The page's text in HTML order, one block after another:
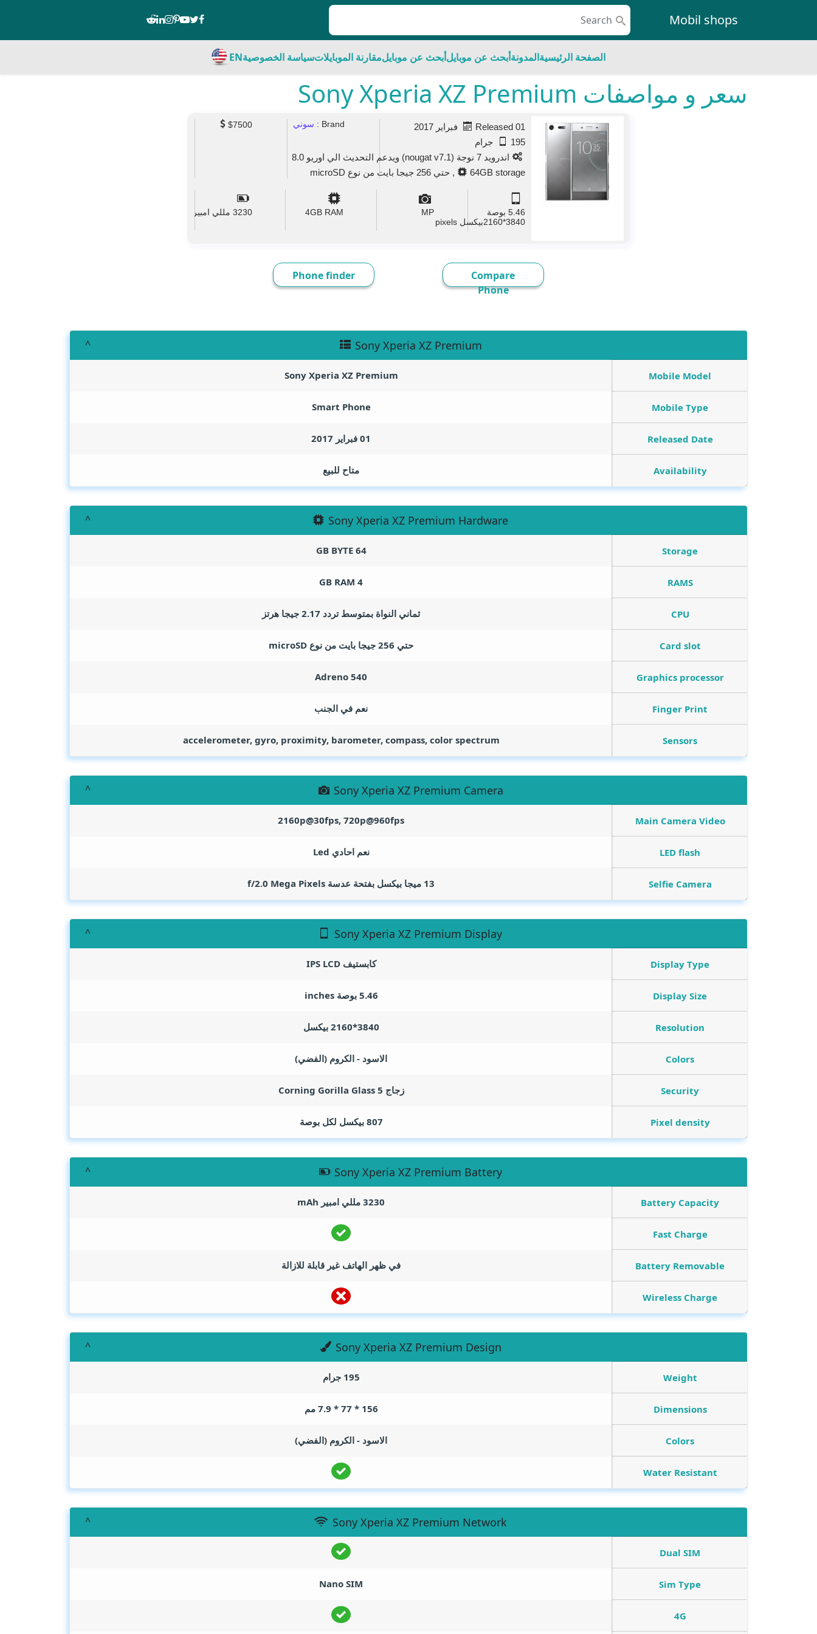
Main Navigation
Mobil shops
الصفحة الرئيسيةالمدونةأبحث عن موبايلأبحث عن موبايلمقارنة الموبايلاتسياسة الخصوصيةEN
سعر و مواصفات Sony Xperia XZ Premium
Released 01 فبراير 2017
195 جرام
اندرويد 7 نوجة (nougat v7.1) ويدعم التحديث الي اوريو 8.0
64GB storage, حتي 256 جيجا بايت من نوع microSD
Brand : سوني $7500
5.46 بوصة
3840*2160بيكسل pixels
MP
4GB RAM 3230 مللي امبير
Compare
Phone
Phone finder
Sony Xperia XZ Premium
Mobile Model
Sony Xperia XZ Premium
Mobile Type
Smart Phone
Released Date 01 فبراير 2017
Availability متاح للبيع
Sony Xperia XZ Premium Hardware
Storage
64
GB BYTE
RAMS
4
GB RAM
CPU ثماني النواة بمتوسط تردد 2.17 جيجا هرتز
Card slot حتي 256 جيجا بايت من نوع microSD
Graphics processor
Adreno 540
Finger Print نعم في الجنب
Sensors
accelerometer, gyro, proximity, barometer, compass, color spectrum
Sony Xperia XZ Premium Camera
Main Camera Video
2160p@30fps, 720p@960fps
LED flash نعم احادي Led
Selfie Camera 13 ميجا بيكسل بفتحة عدسة f/2.0 Mega Pixels
Sony Xperia XZ Premium Display
Display Type كابستيف IPS LCD
Display Size 5.46 بوصة inches
Resolution 3840*2160 بيكسل
Colors الاسود - الكروم (الفضي)
Security زجاج Corning Gorilla Glass 5
Pixel density 807 بيكسل لكل بوصة
Sony Xperia XZ Premium Battery
Battery Capacity 3230 مللي امبير mAh
Fast Charge
Battery Removable في ظهر الهاتف غير قابلة للازالة
Wireless Charge
Sony Xperia XZ Premium Design
Weight 195 جرام
Dimensions 156 * 77 * 7.9 مم
Colors الاسود - الكروم (الفضي)
Water Resistant
Sony Xperia XZ Premium Network
Dual SIM
Sim Type
Nano SIM
4G